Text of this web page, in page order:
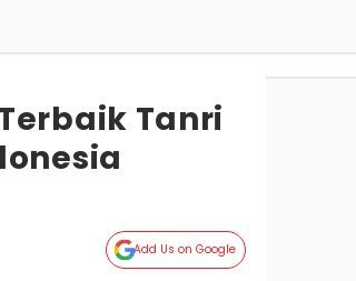
Tanri
Add Us on Google